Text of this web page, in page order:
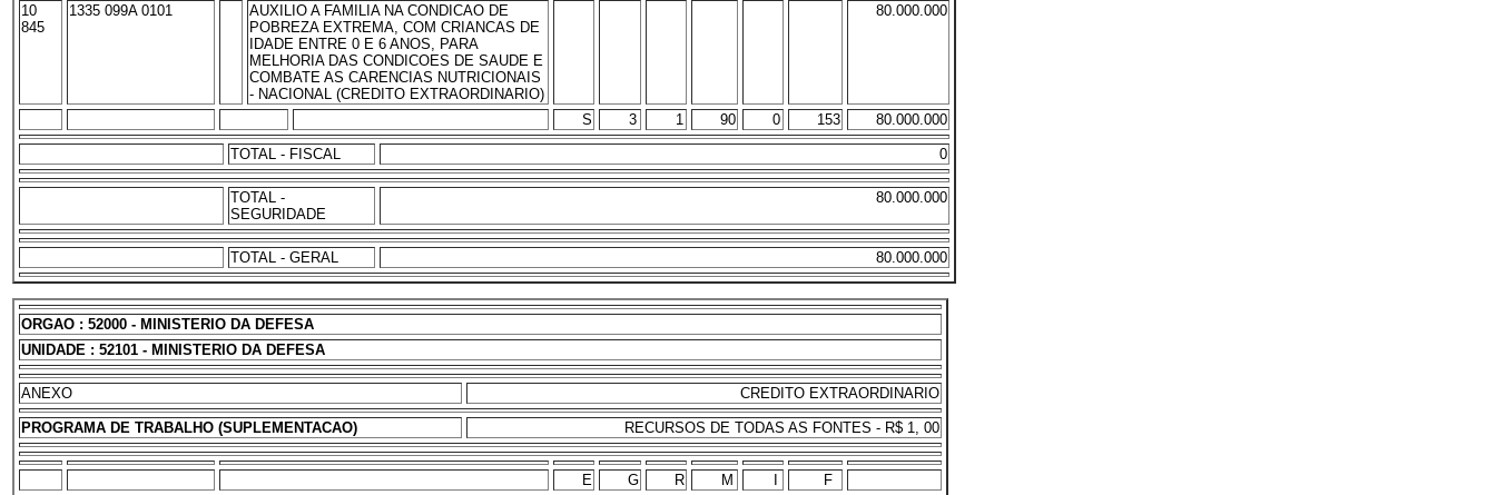
10
845
1335 099A 0101
AUXILIO A FAMILIA NA CONDICAO DE
POBREZA EXTREMA, COM CRIANCAS DE
IDADE ENTRE 0 E 6 ANOS, PARA
MELHORIA DAS CONDICOES DE SAUDE E
COMBATE AS CARENCIAS NUTRICIONAIS
- NACIONAL (CREDITO EXTRAORDINARIO)
80.000.000
S 3 1 90 0 153 80.000.000
TOTAL - FISCAL 0
TOTAL -
SEGURIDADE
80.000.000
TOTAL - GERAL 80.000.000
ORGAO : 52000 - MINISTERIO DA DEFESA
UNIDADE : 52101 - MINISTERIO DA DEFESA
ANEXO CREDITO EXTRAORDINARIO
PROGRAMA DE TRABALHO (SUPLEMENTACAO) RECURSOS DE TODAS AS FONTES - R$ 1, 00
E G R M
F